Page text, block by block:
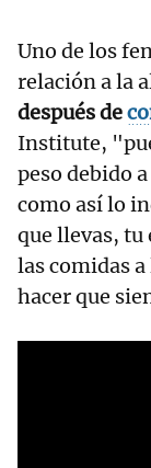
Uno de los
relación a la
después de
Institute,
peso debido
como así lo
que llevas, tu
las comidas
hacer que